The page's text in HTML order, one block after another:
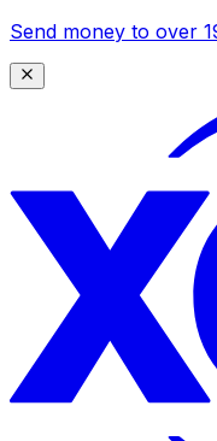
Send money to over